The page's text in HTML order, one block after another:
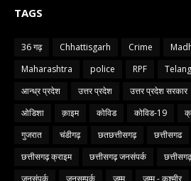
TAGS
36 गढ़ Chhattisgarh Crime
Maharashtra
police RPF
आन्ध्र प्रदेश
उत्तर प्रदेश उत्तर प्रदेश सरकार
ओडिशा
क़ाइम कोविड कोविड-19
गुजरात
चंडीगढ़ छतछत्तीसगढ़ छत्तीसगढ
छत्तीसगढ़ क्राइम
छत्तीसगढ़ जनसंपर्क
जनसंपर्क
जनसम्पर्क जम्मू जम्मू - कश्मीर